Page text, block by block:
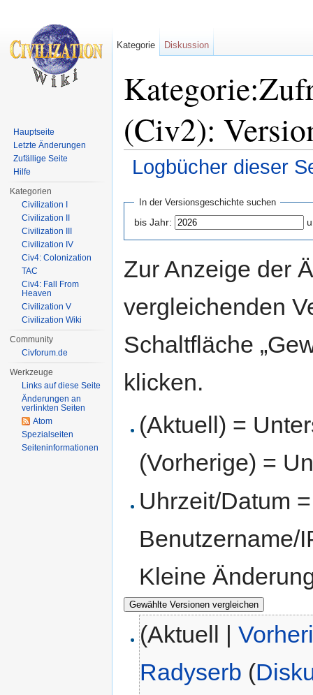
(Civ2):
Logbücher dieser
In der Versionsgeschichte suchen
bis Jahr:
Zur Anzeige der
vergleichenden
Schaltfläche
klicken.
(Aktuell) =
(Vorherige) =
Uhrzeit/Datum
Benutzername/
Kleine
(Aktuell |
Radyserb (
Kategorie Diskussion
Hauptseite
Letzte Änderungen
Zufällige Seite
Hilfe
Kategorien
Civilization I
Civilization II
Civilization III
Civilization IV
Civ4: Colonization
TAC
Civ4: Fall From
Heaven
Civilization V
Civilization Wiki
Community
Civforum.de
Werkzeuge
Links auf diese Seite
Änderungen an
verlinkten Seiten
Atom
Spezialseiten
Seiten­informationen